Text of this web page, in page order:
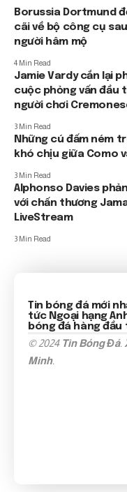
Borussia Dortmund
cãi về bộ công cụ
người hâm mộ
4 Min Read
Jamie Vardy cắn lại
cuộc phỏng vấn đầu
người chơi
3 Min Read
Những cú đấm ném
khó chịu giữa Como
3 Min Read
Alphonso Davies
với chấn thương
LiveStream
3 Min Read
Tin bóng đá mới
tức Ngoại hạng
bóng đá hàng đầu
© 2024 Tin Bóng Đá.
Minh.